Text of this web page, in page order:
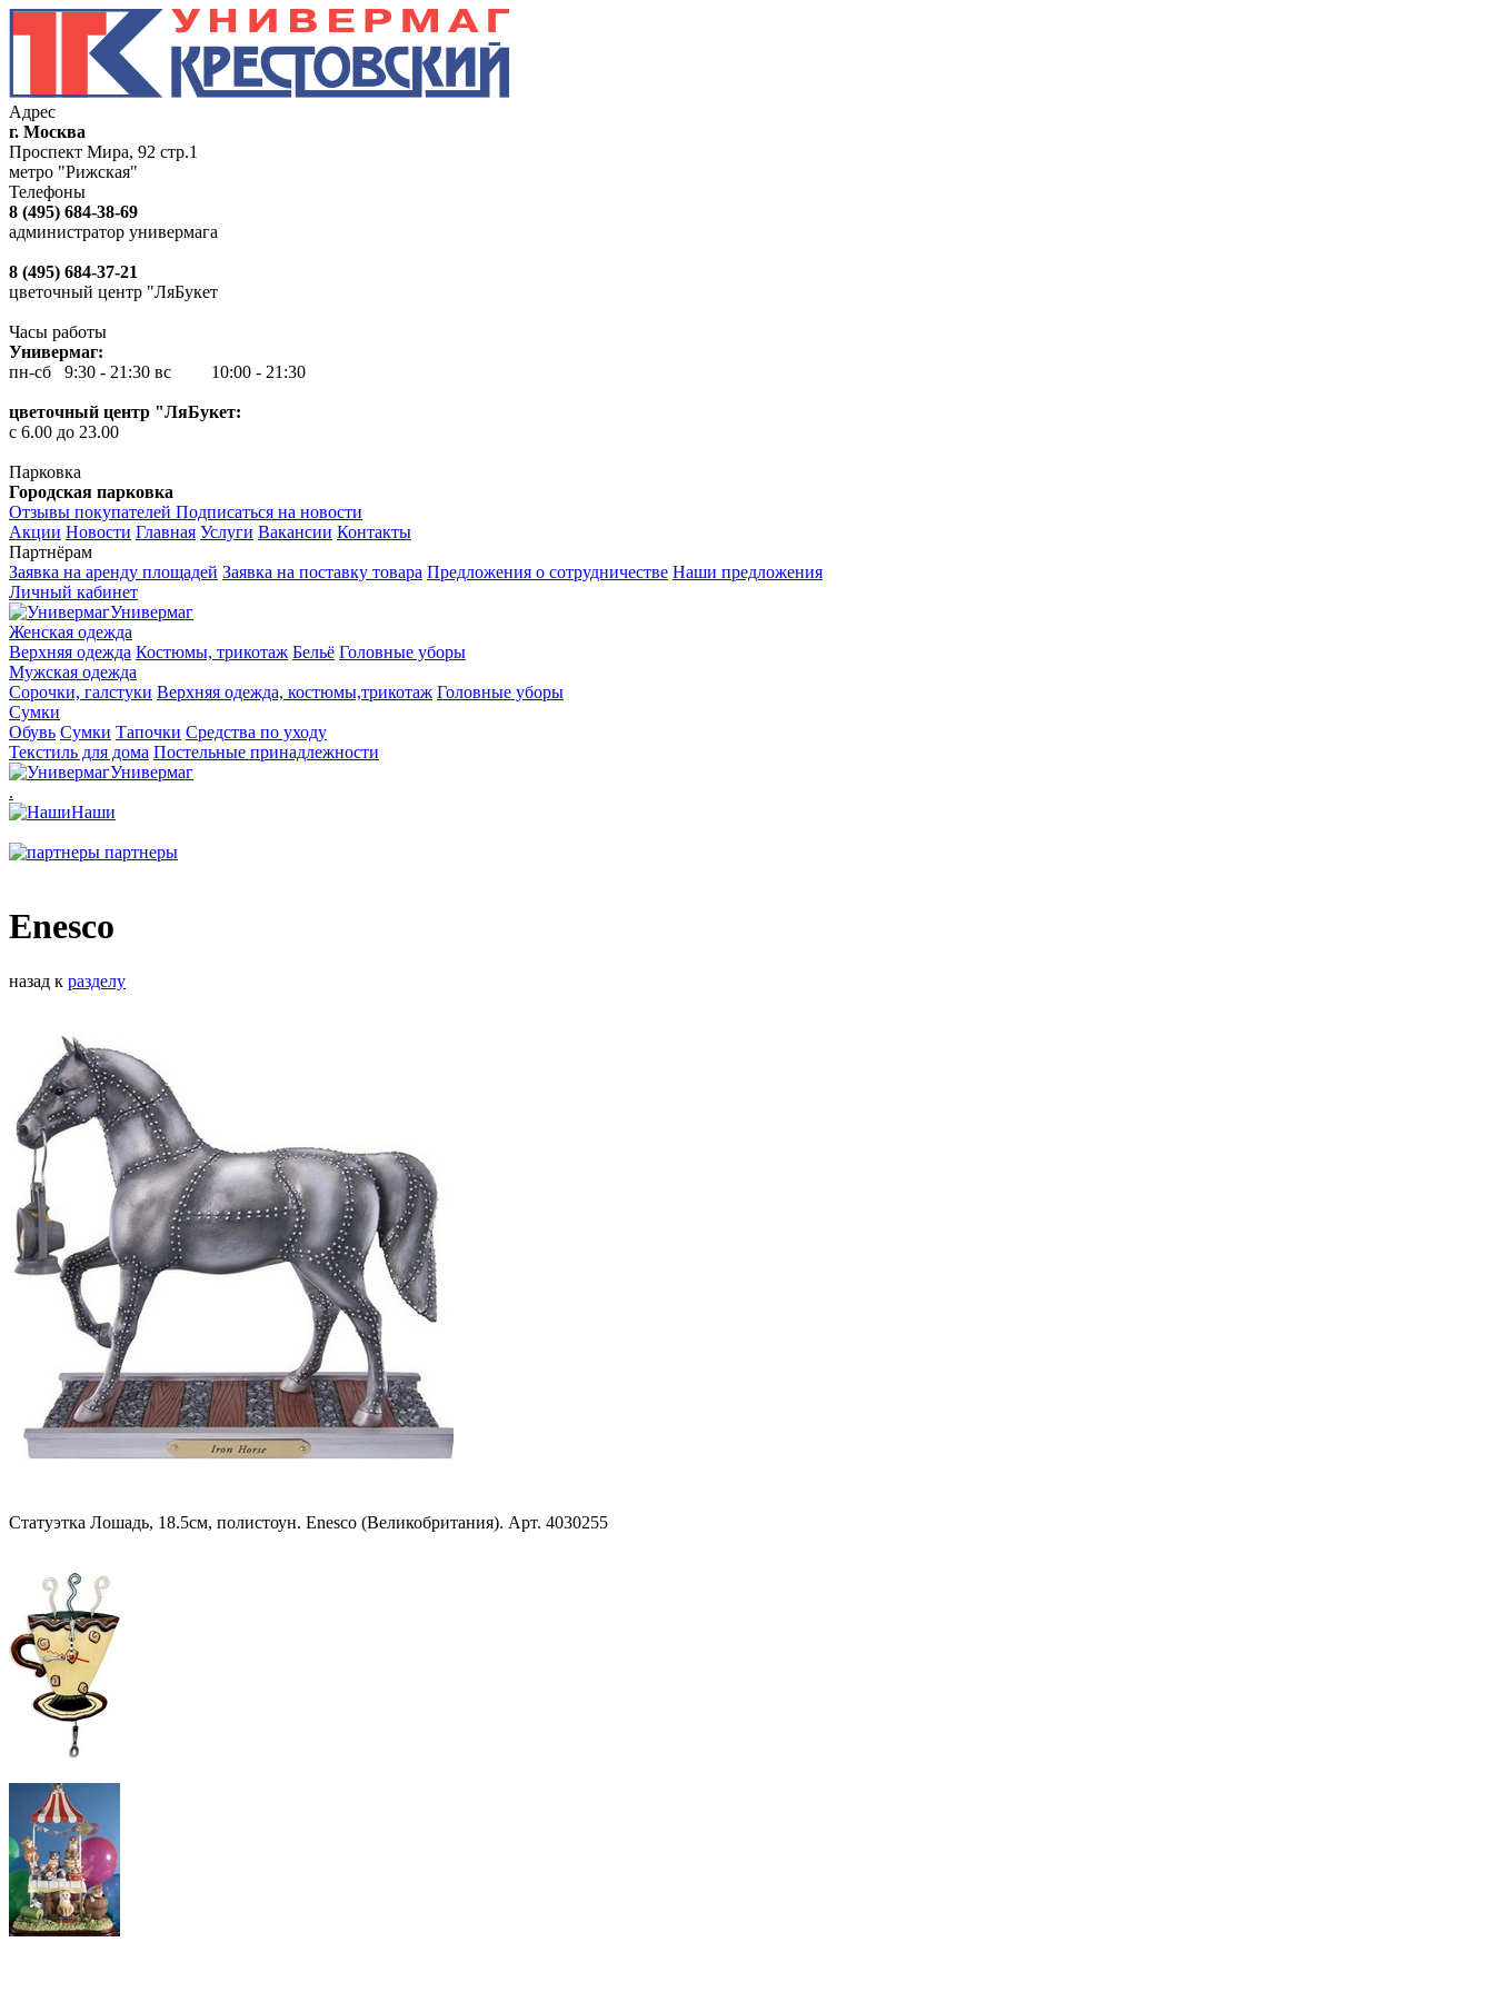
Адрес
г. Москва
Проспект Мира, 92 стр.1
метро "Рижская"
Телефоны
8 (495) 684-38-69
администратор универмага
8 (495) 684-37-21
цветочный центр "ЛяБукет
Часы работы
Универмаг:
пн-сб 9:30 - 21:30 вс 10:00 - 21:30
цветочный центр "ЛяБукет:
с 6.00 до 23.00
Парковка
Городская парковка
Отзывы покупателей Подписаться на новости
Акции Новости Главная Услуги Вакансии Контакты
Партнёрам
Заявка на аренду площадей Заявка на поставку товара Предложения о сотрудничестве Наши предложения
Личный кабинет
Универмаг
Женская одежда
Верхняя одежда Костюмы, трикотаж Бельё Головные уборы
Мужская одежда
Сорочки, галстуки Верхняя одежда, костюмы,трикотаж Головные уборы
Сумки
Обувь Сумки Тапочки Средства по уходу
Текстиль для дома Постельные принадлежности
Универмаг
.
Наши
партнеры
Enescо
назад к разделу
Статуэтка Лошадь, 18.5см, полистоун. Enescо (Великобритания). Арт. 4030255